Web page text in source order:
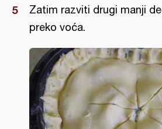
Zatim razviti drugi manji
preko voća.